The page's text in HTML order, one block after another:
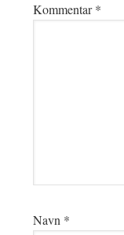
Kommentar*
Navn *